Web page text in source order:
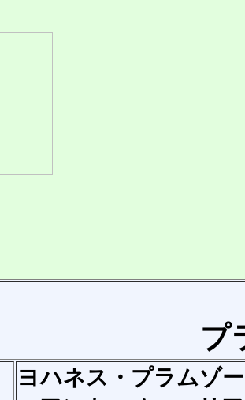
プ
ヨハネス・プラムゾ